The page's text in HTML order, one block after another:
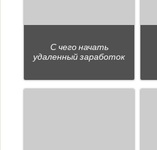
С чего начать
удаленный заработок